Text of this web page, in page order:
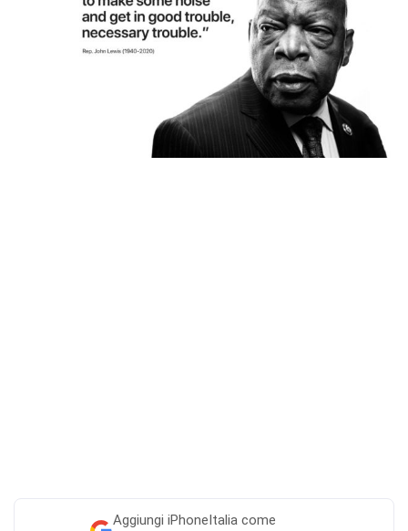
Aggiungi iPhoneItalia come